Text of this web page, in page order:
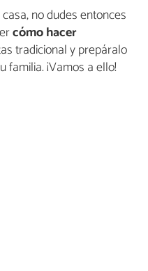
no dudes entonces
cómo hacer
tradicional y prepáralo
¡Vamos a ello!